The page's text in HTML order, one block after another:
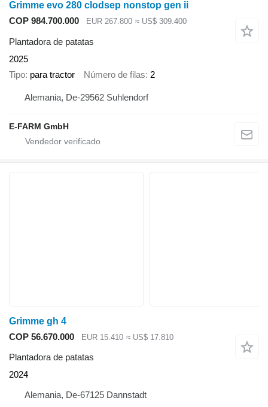
Grimme evo 280 clodsep nonstop gen ii
COP 984.700.000
EUR 267.800 ≈ US$ 309.400
Plantadora de patatas
2025
Tipo para tractor Número de filas 2
Alemania, De-29562 Suhlendorf
E-FARM GmbH
Grimme gh 4
COP 56.670.000
EUR 15.410 ≈ US$ 17.810
Plantadora de patatas
2024
Alemania, De-67125 Dannstadt